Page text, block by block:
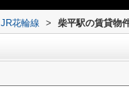
JR花輪線 > 柴平駅の賃貸物